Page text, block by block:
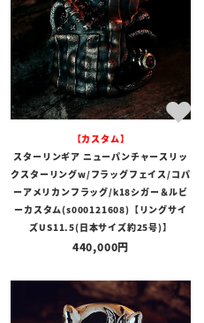
【カスタム】
スターリンギア ニューパンチャースリッ
クスターリングw/フラッグフェイス/コパ
ーアメリカンフラッグ/k18シガー＆ルビ
ーカスタム(s000121608)【リングサイ
ズUS11.5(日本サイズ約25号)】
440,000